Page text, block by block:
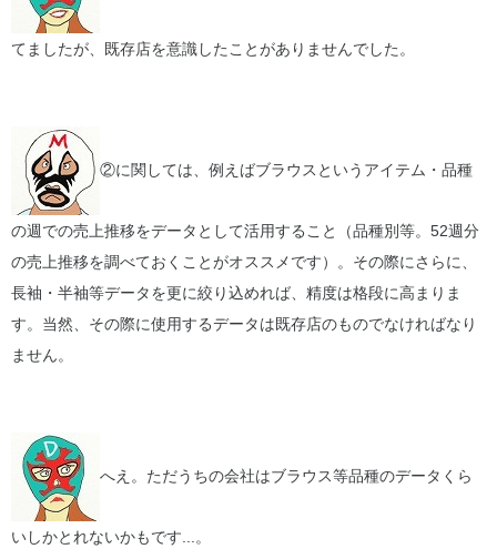
てましたが、既存店を意識したことがありませんでした。
②に関しては、例えばブラウスというアイテム・品種
の週での売上推移をデータとして活用すること（品種別等。52週分
の売上推移を調べておくことがオススメです）。その際にさらに、
長袖・半袖等データを更に絞り込めれば、精度は格段に高まりま
す。当然、その際に使用するデータは既存店のものでなければなり
ません。
へえ。ただうちの会社はブラウス等品種のデータくら
いしかとれないかもです...。